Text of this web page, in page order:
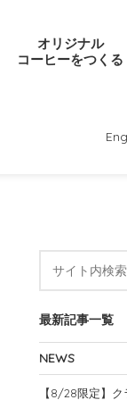
オリジナル
コーヒーをつくる
最新記事一覧
NEWS
【8/28限定】